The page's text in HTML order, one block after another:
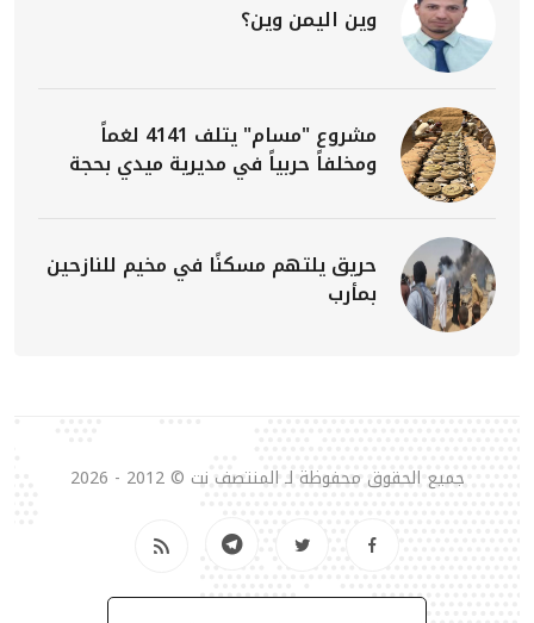
وين اليمن وين؟
مشروع "مسام" يتلف 4141 لغماً
ومخلفاً حربياً في مديرية ميدي بحجة
حريق يلتهم مسكنًا في مخيم للنازحين
بمأرب
جميع الحقوق محفوظة لـ المنتصف نت © 2012 - 2026